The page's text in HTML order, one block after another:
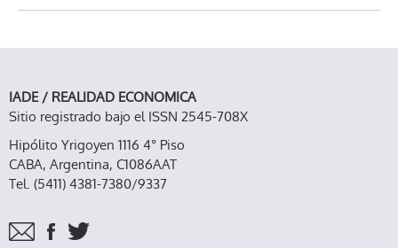
IADE / REALIDAD ECONOMICA
Sitio registrado bajo el ISSN 2545-708X
Hipólito Yrigoyen 1116 4° Piso
CABA, Argentina, C1086AAT
Tel. (5411) 4381-7380/9337